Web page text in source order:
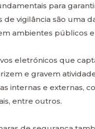
para
de vigilância são uma
ambientes públicos
eletrónicos que
e gravem
internas e externas,
entre outros.